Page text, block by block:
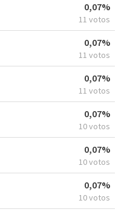
0,07%
11 votos
0,07%
11 votos
0,07%
11 votos
0,07%
10 votos
0,07%
10 votos
0,07%
10 votos